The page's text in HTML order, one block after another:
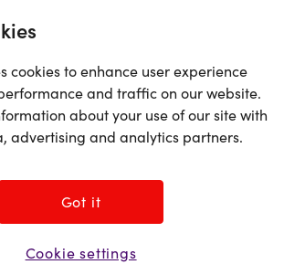
vos magasinages au Canada
Limited ACN 602 963 422 et/ou ses affiliés. Tous droits
réservés
cookies to enhance user experience
and traffic on our website.
about your use of our site with
advertising and analytics partners.
Got it
Cookie settings